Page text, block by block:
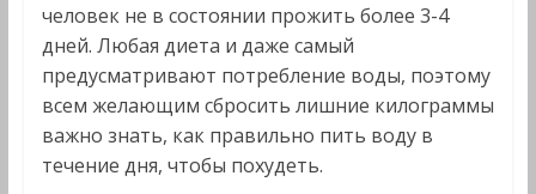
человек не в состоянии прожить более 3-4
дней. Любая диета и даже самый
предусматривают потребление воды, поэтому
всем желающим сбросить лишние килограммы
важно знать, как правильно пить воду в
течение дня, чтобы похудеть.